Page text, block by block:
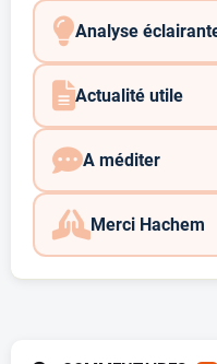
Analyse
Actualité utile
A méditer
Merci Hachem